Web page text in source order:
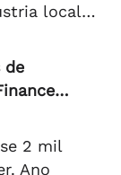
local…
de
2 mil
Ano